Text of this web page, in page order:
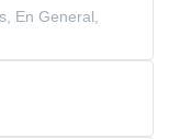
En General,